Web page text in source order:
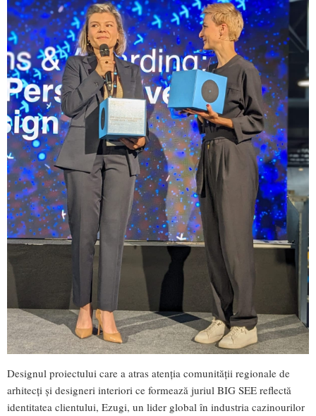
Designul proiectului care a atras atenția comunității regionale de
arhitecți și designeri interiori ce formează juriul BIG SEE reflectă
identitatea clientului, Ezugi, un lider global în industria cazinourilor